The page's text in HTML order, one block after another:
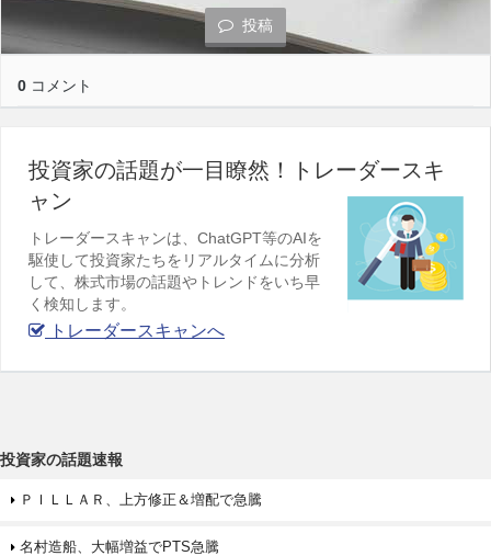
投稿
0 コメント
投資家の話題が一目瞭然！トレーダースキ
ャン
トレーダースキャンは、ChatGPT等のAIを
駆使して投資家たちをリアルタイムに分析
して、株式市場の話題やトレンドをいち早
く検知します。
トレーダースキャンへ
投資家の話題速報
ＰＩＬＬＡＲ、上方修正＆増配で急騰
名村造船、大幅増益でPTS急騰